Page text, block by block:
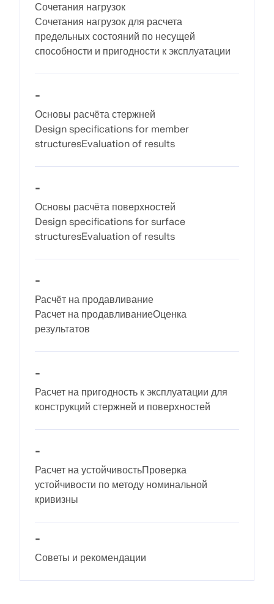
Проектирование и анализ стальных соединений с
использованием CBFEM, в соответствии с EN
1993‑1‑8 и AISC 360, полностью интегрированы в
RFEM 6 для более быстрых и точных структурных
ПОДРОБНЕЕ
Инструмент геозоны
Онлайн-сервис Dlubal предоставляет карты зон для
быстрого определения снеговых нагрузок, скоростей
ПРОВЕРИТЬ ЗОНЫ НАГРУЗКИ
Устаревшие продукты
Сочетания нагрузок
Сочетания нагрузок для расчета
предельных состояний по несущей
способности и пригодности к эксплуатации
-
Основы расчёта стержней
Design specifications for member
structuresEvaluation of results
-
Основы расчёта поверхностей
Design specifications for surface
structuresEvaluation of results
-
Расчёт на продавливание
Расчет на продавливаниеОценка
результатов
-
Расчет на пригодность к эксплуатации для
конструкций стержней и поверхностей
-
Расчет на устойчивостьПроверка
устойчивости по методу номинальной
кривизны
-
Советы и рекомендации